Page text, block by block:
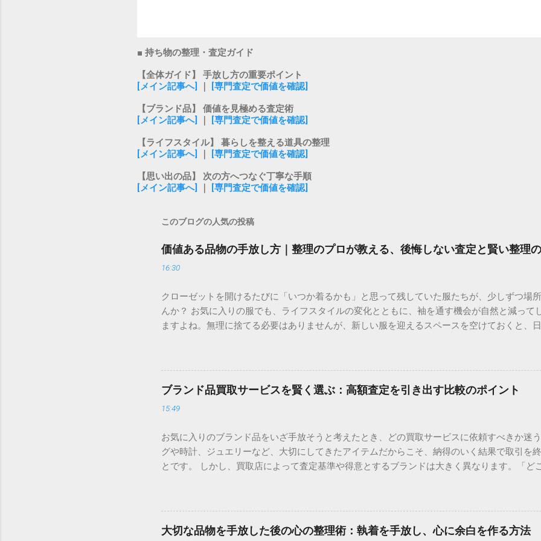
■ 持ち物の整理・査定ガイド
【全体ガイド】 手放し方の重要ポイント
[メイン記事へ]
[専門査定で価値を確認]
【ブランド品】 価値を見極める査定術
[メイン記事へ]
[専門査定で価値を確認]
【ライフスタイル】 暮らしを整える道具の整理
[メイン記事へ]
[専門査定で価値を確認]
【思い出の品】 次の方へつなぐ丁寧な手順
[メイン記事へ]
[専門査定で価値を確認]
このブログの人気の投稿
価値ある品物の手放し方｜整理のプロが教える、後悔しない査定と賢い整理
16:30
クローゼットを開けるたびに「いつか着るかも」と思って残していた服たちが、少しずつ場
んか？ お気に入りの服でも、ライフスタイルの変化とともに、袖を通す機会が自然と減って
ますよね。無理に捨てる必要はありませんが、新しい服を迎えるスペースを空けておくと、
利用するのがおすすめです。 ＞ [自分に合った手放し方をチェックしてみる] ＜ 家の中を見
しれないと保管しているものや、思い出がつまった品々に囲まれて、息苦しさを感じていま
がより快適に暮らすために存在するはずです。しかし、増えすぎた持ち物は、時に心の重荷
形でストレスとなってしまいます。 今の暮らしをより心地よいものに変えるためには、持ち
当に必要なものを選び取ることが大切です。この記事では、大切にしてきた品物を手放す際
由 整理とは、単にものを捨てる作業ではありません。それは、自分自身の価値観を再確認し
かに過ごすための「選択のプロセス」です。 持ち物を手放すことで得られる心理的メリット
と、私たちの脳は常に無意識の情報を処理し続け、知らず知らずのうちに疲労を蓄積させて
は、自己肯定感を高めます。「これを持っている自分」ではなく、「これを選び取った自分
断力が磨かれ、精神的な安定感を得られるようになります。 定期的な見直しがもたらす空間
ば人生のステージです。物が溢れた状態では、新しいアイデアや新しい習慣を受け入れるス
ブランド品買取サービスを賢く選ぶ：高額査定を引き出す比較のポイント
15:49
お気に入りのブランド品をいざ手放そうと考えたとき、どの買取サービスに依頼すべきか迷
グや時計、ジュエリーなど、大切にしてきたアイテムだからこそ、納得のいく結果で取引を
とです。 しかし、買取店によって査定基準や得意とするブランドは大きく異なります。「ど
サービスを比較する際に注目すべき具体的なポイントと、あなたに最適なサービスを見つけ
します。 買取サービスを選ぶための3つの重要指標 多くの買取業者が存在しますが、その中
めるためには、以下の3つの指標をチェックすることが大切です。 1. 得意分野とブランドの専
「強み」があります。高級時計に強い店舗、ヴィンテージのバッグを高く評価する店舗、あ
大切な品物を手放した後の心の整理術：執着を手放し、心に余白を作る方法